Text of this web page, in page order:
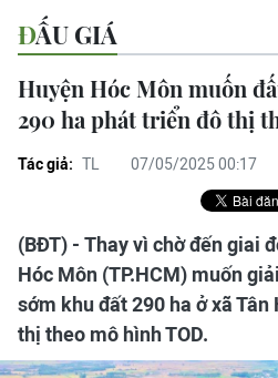
ĐẤU GIÁ
Huyện Hóc Môn muốn
290 ha phát triển đô thị
Tác giả: TL 07/05/2025 00:17
(BĐT) - Thay vì chờ đến giai
Hóc Môn (TP.HCM) muốn
sớm khu đất 290 ha ở xã
thị theo mô hình TOD.